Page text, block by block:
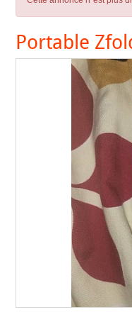
Portable